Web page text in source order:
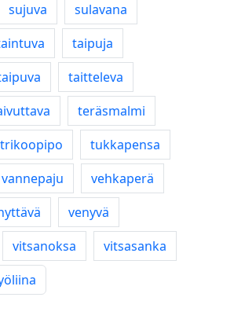
sujuva
sulavana
taipuja
taitteleva
teräsmalmi
trikoopipo
tukkapensa
vannepaju
vehkaperä
venyvä
vitsanoksa
vitsasanka